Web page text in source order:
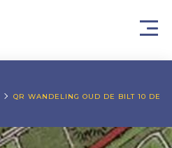
QR WANDELING OUD DE BILT 10 DE